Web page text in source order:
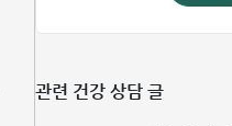
관련 건강 상담 글